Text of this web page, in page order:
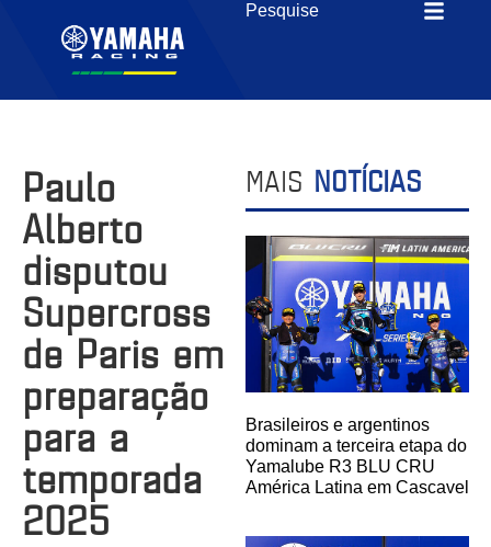
Paulo
Alberto
disputou
Supercross
de Paris em
preparação
para a
temporada
2025
MAIS NOTÍCIAS
Brasileiros e argentinos
dominam a terceira etapa do
Yamalube R3 BLU CRU
América Latina em Cascavel